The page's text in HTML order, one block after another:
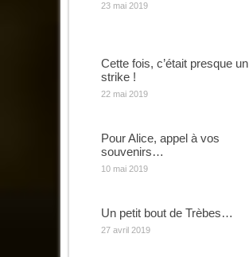
23 mai 2019
Cette fois, c’était presque un
strike !
22 mai 2019
Pour Alice, appel à vos
souvenirs…
10 mai 2019
Un petit bout de Trèbes…
27 avril 2019